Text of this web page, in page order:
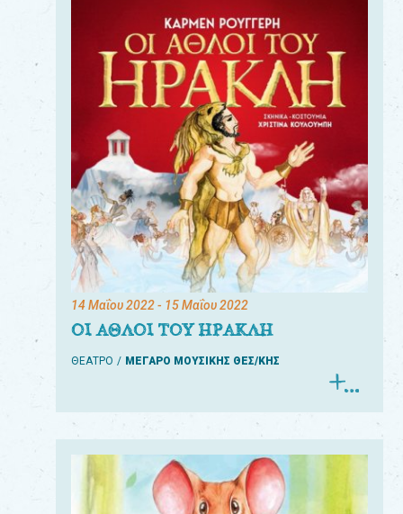
14 Μαΐου 2022- 15 Μαΐου 2022
ΟΙ ΑΘΛΟΙ ΤΟΥ ΗΡΑΚΛΗ
ΘΕΑΤΡΟ ΜΕΓΑΡΟ ΜΟΥΣΙΚΗΣ ΘΕΣ/ΚΗΣ